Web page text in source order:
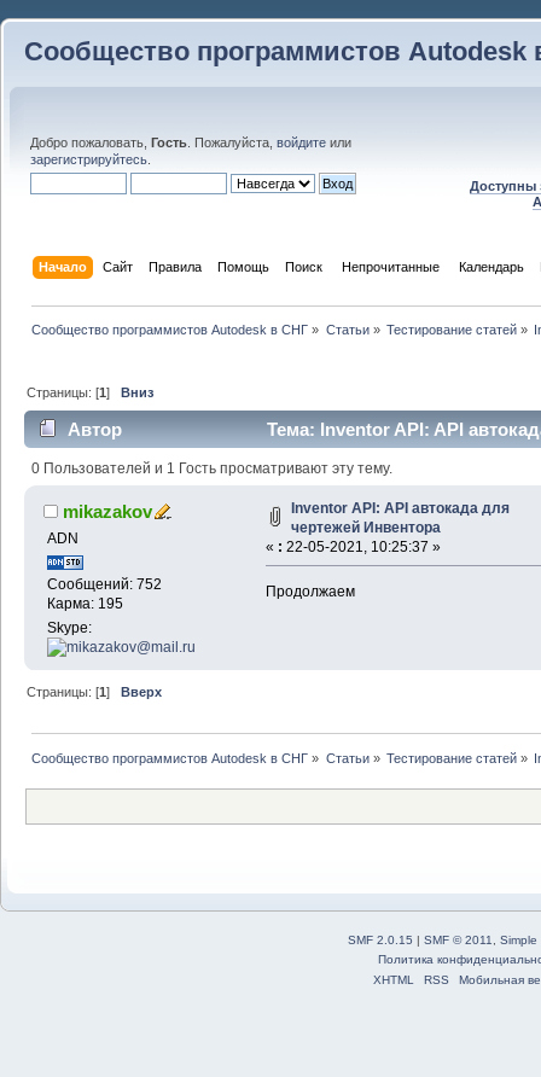
Сообщество программистов Autodesk
Добро пожаловать, Гость . Пожалуйста, войдите или
зарегистрируйтесь
Доступны
Начало Сайт Правила Помощь Поиск Непрочитанные Календарь
Сообщество программистов Autodesk в СНГ » Статьи» Тестирование статей»
Страницы: [1]Вниз
Автор
Тема: Inventor API: API
(Прочитано 17890 раз)
0 Пользователей и 1 Гость просматривают эту тему.
mikazakov
ADN
Сообщений: 752
Карма: 195
Skype:
Inventor API: API автокада для
чертежей Инвентора
« : 22-05-2021, 10:25:37 »
Продолжаем
Страницы: [1]Вверх
Сообщество программистов Autodesk в СНГ » Статьи» Тестирование статей»
SMF 2.0.15 | SMF © 2011
Simple
Политика
XHTML
RSS Мобильная